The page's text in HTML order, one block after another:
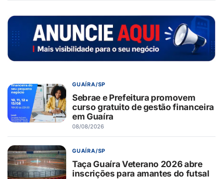
GUAÍRA/SP
Sebrae e Prefeitura promovem
curso gratuito de gestão financeira
em Guaíra
08/08/2026
GUAÍRA/SP
Taça Guaíra Veterano 2026 abre
inscrições para amantes do futsal